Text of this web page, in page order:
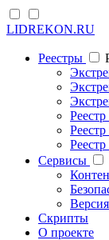
LIDREKON.RU
Реестры
Cервисы
Скрипты
О проекте